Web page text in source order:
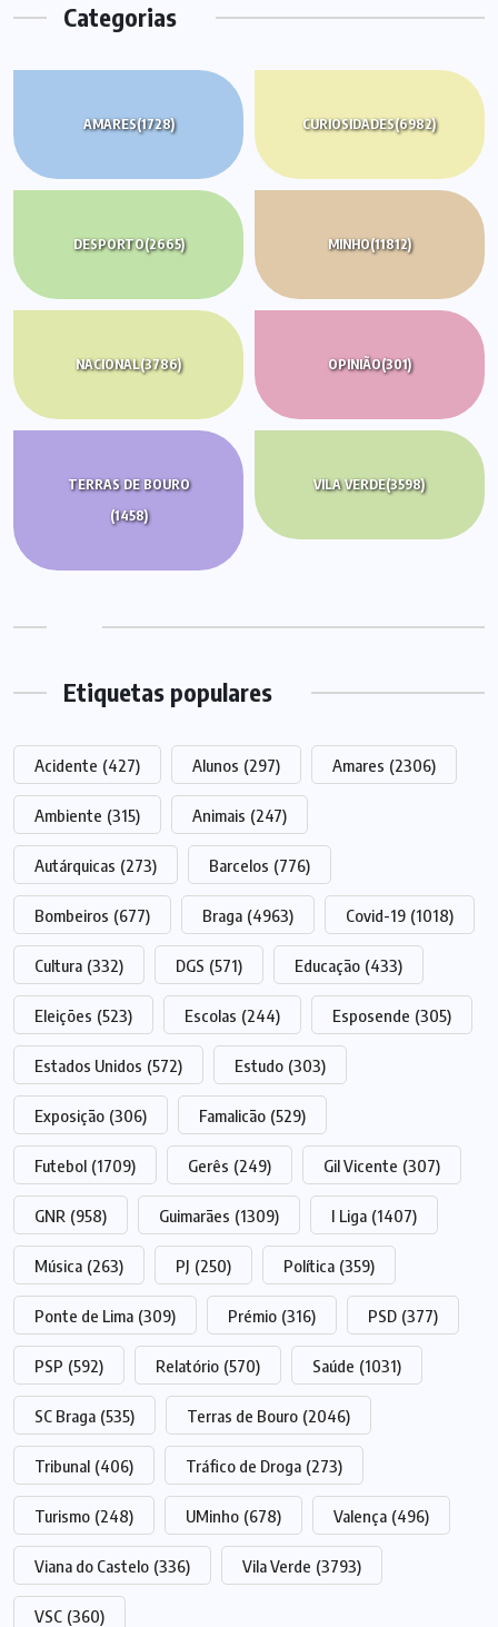
Categorias
AMARES(1728) CURIOSIDADES(6982)
DESPORTO(2665) MINHO(11812)
NACIONAL(3786) OPINIÃO(301)
TERRAS DE BOURO
(1458)
VILA VERDE(3598)
Etiquetas populares
Acidente (427) Alunos (297) Amares (2306)
Ambiente (315) Animais (247)
Autárquicas (273) Barcelos (776)
Bombeiros (677) Braga (4963) Covid-19 (1018)
Cultura (332) DGS (571) Educação (433)
Eleições (523) Escolas (244) Esposende (305)
Estados Unidos (572) Estudo (303)
Exposição (306) Famalicão (529)
Futebol (1709) Gerês (249) Gil Vicente (307)
GNR (958) Guimarães (1309) I Liga (1407)
Música (263) PJ (250) Política (359)
Ponte de Lima (309) Prémio (316) PSD (377)
PSP (592) Relatório (570) Saúde (1031)
SC Braga (535) Terras de Bouro (2046)
Tribunal (406) Tráfico de Droga (273)
Turismo (248) UMinho (678) Valença (496)
Viana do Castelo (336) Vila Verde (3793)
VSC (360)